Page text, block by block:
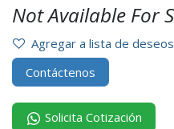
Not Available For
Agregar a lista de deseos
Contáctenos
Solicita Cotización